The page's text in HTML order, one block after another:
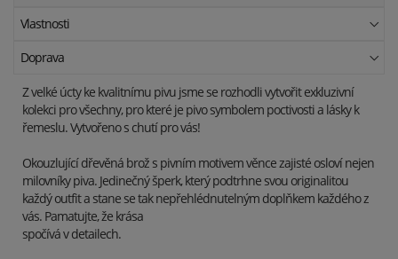
Vlastnosti
Doprava
Z velké úcty ke kvalitnímu pivu jsme se rozhodli vytvořit exkluzivní
kolekci pro všechny, pro které je pivo symbolem poctivosti a lásky k
řemeslu. Vytvořeno s chutí pro vás!
Okouzlující dřevěná brož s pivním motivem věnce zajisté osloví nejen
milovníky piva. Jedinečný šperk, který podtrhne svou originalitou
každý outfit a stane se tak nepřehlédnutelným doplňkem každého z
vás. Pamatujte, že krása
spočívá v detailech.